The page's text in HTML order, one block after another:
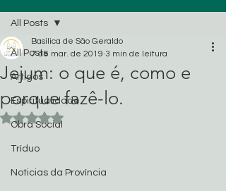
All Posts
Artigos
Espiritualidade
Obra Social
Tríduo
Noticias da Província
All Posts
Jejum: o que é, como e
porque fazê-lo.
Basílica de São Geraldo
7 de mar. de 2019 3 min de leitura
Avaliado com NaN de 5 estrelas.